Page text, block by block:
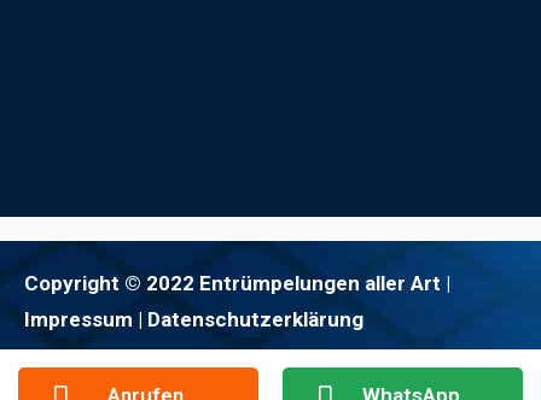
Copyright © 2022 Entrümpelungen aller Art |
Impressum | Datenschutzerklärung
Anrufen WhatsApp